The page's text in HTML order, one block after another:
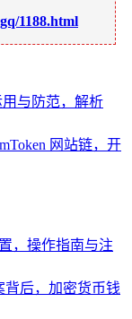
1188.html
与防范，解析
网站链，开
，操作指南与注
背后，加密货币钱